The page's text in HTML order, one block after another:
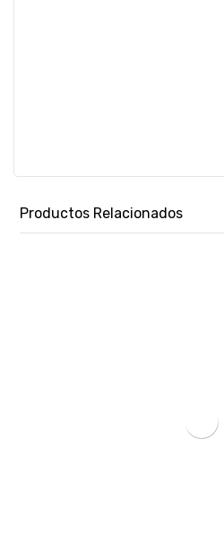
Productos Relacionados